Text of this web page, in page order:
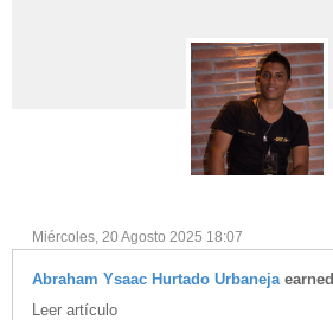
vTalk
vKonnect
Miércoles, 20 Agosto 2025 18:07
Abraham Ysaac Hurtado Urbanejaearned
Leer artículo